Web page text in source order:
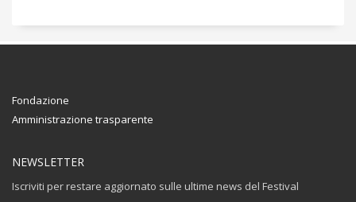
Fondazione
Amministrazione trasparente
NEWSLETTER
Iscriviti per restare aggiornato sulle ultime news del Festival